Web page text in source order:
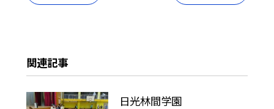
関連記事
日光林間学園